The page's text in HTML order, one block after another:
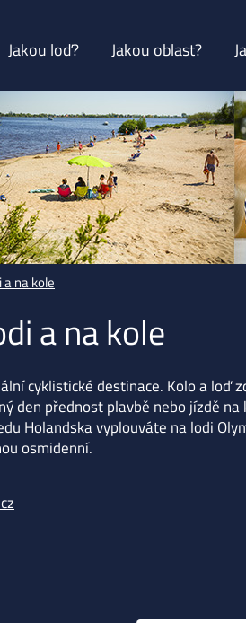
Jakou loď? Jakou oblast?
na kole
a na kole
cyklistické destinace. Kolo a loď
den přednost plavbě nebo jízdě
Holandska vyplouváte na lodi
osmidenní.